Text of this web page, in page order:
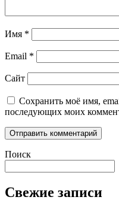
Имя *
Email *
Сайт
Сохранить моё имя,
последующих моих
Поиск
Свежие записи